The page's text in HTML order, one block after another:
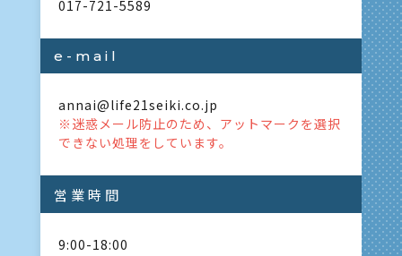
017-721-5589
e-mail
annai
life21seiki.co.jp
※迷惑メール防止のため、アットマークを選択
できない処理をしています。
営業時間
9:00-18:00